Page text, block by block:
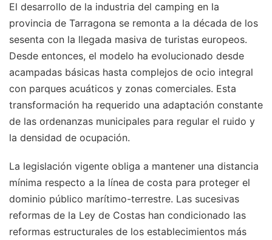
El desarrollo de la industria del camping en la
provincia de Tarragona se remonta a la década de los
sesenta con la llegada masiva de turistas europeos.
Desde entonces, el modelo ha evolucionado desde
acampadas básicas hasta complejos de ocio integral
con parques acuáticos y zonas comerciales. Esta
transformación ha requerido una adaptación constante
de las ordenanzas municipales para regular el ruido y
la densidad de ocupación.
La legislación vigente obliga a mantener una distancia
mínima respecto a la línea de costa para proteger el
dominio público marítimo-terrestre. Las sucesivas
reformas de la Ley de Costas han condicionado las
reformas estructurales de los establecimientos más